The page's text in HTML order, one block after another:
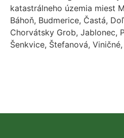
katastrálneho územia miest
Báhoň, Budmerice, Častá,
Chorvátsky Grob, Jablonec,
Šenkvice, Štefanová,